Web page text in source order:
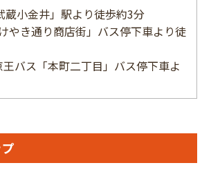
蔵小金井」駅より徒歩約3分
やき通り商店街」バス停下車より徒
王バス「本町二丁目」バス停下車よ